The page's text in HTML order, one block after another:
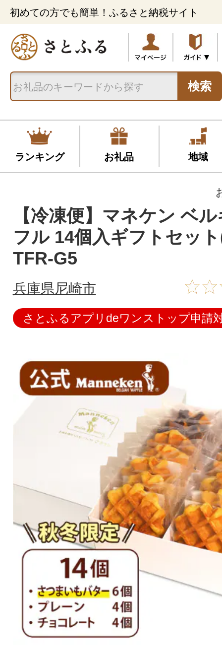
初めての方でも簡単！ふるさと納税サイト
検索
ランキング お礼品 地域
【冷凍便】マネケン ベ
フル 14個入ギフトセッ
TFR-G5
兵庫県尼崎市
さとふるアプリdeワンストップ申請